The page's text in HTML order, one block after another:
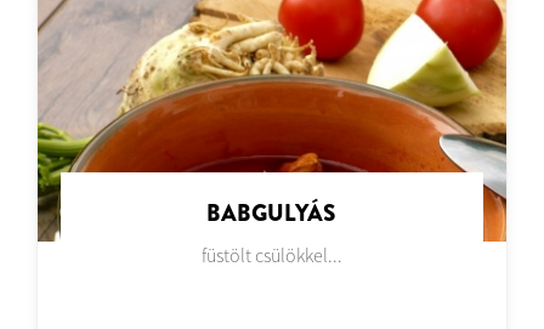
BABGULYÁS
füstölt csülökkel...